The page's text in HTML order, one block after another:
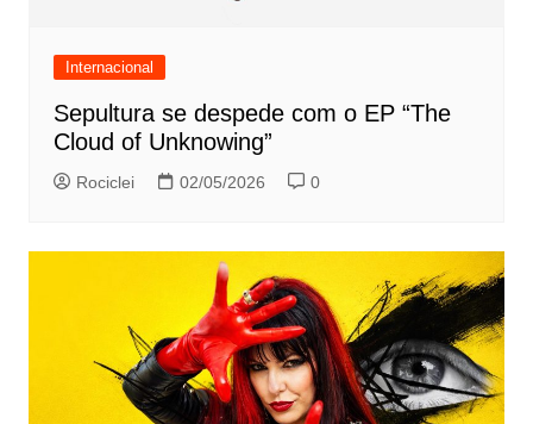
Internacional
Sepultura se despede com o EP “The
Cloud of Unknowing”
Rociclei 02/05/2026 0